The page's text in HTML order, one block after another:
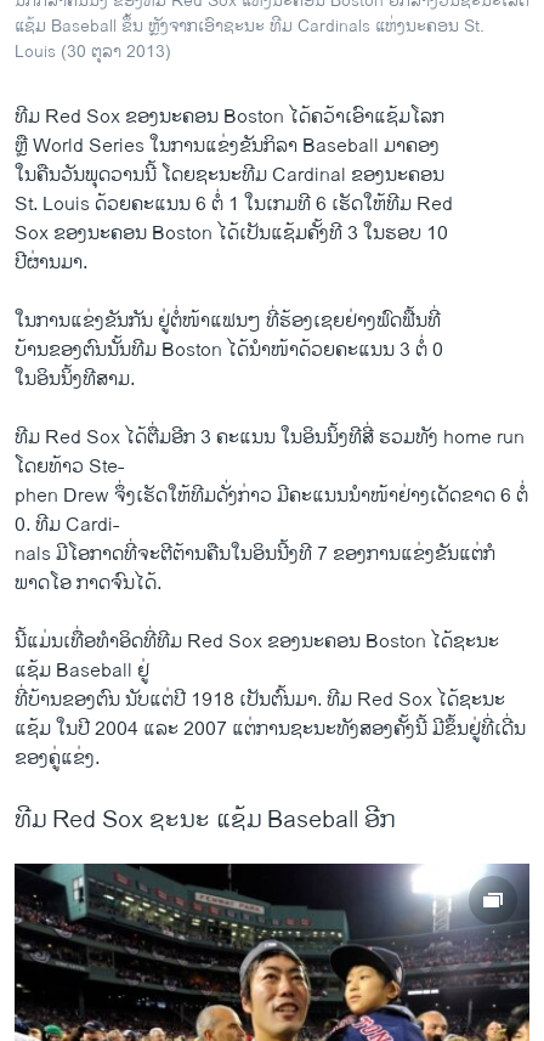
ວີດີໂອ
ສຽງ
ລາຍການກະຈາຍສຽງ
ລາຍງານ
ຕິດຕາມພວກເຮົາ ທີ່
ພາສາຕ່າງໆ
ແຊ້ມ Baseball ຂຶ້ນ ຫຼັງຈາກເອົາຊະນະ ທີມ Cardinals ແຫ່ງນະຄອນ St.
Louis (30 ຕຸລາ 2013)
ທີມ Red Sox ຂອງນະຄອນ Boston ໄດ້ຄວ້າເອົາແຊ້ມໂລກ
ຫຼື World Series ໃນການແຂ່ງຂັນກິລາ Baseball ມາຄອງ
ໃນຄືນວັນພຸດວານນີ້ ໂດຍຊະນະທີມ Cardinal ຂອງນະຄອນ
St. Louis ດ້ວຍຄະແນນ 6 ຕໍ່ 1 ໃນເກມທີ 6 ເຮັດໃຫ້ທີມ Red
Sox ຂອງນະຄອນ Boston ໄດ້ເປັນແຊ້ມຄັ້ງທີ 3 ໃນຮອບ 10
ປີຜ່ານມາ.
ໃນການແຂ່ງຂັນກັນ ຢູ່ຕໍ່ໜ້າແຟນໆ ທີ່ຮ້ອງເຊຍຢ່າງຟົດຟື້ນທີ່
ບ້ານຂອງຕົນນັ້ນທີມ Boston ໄດ້ນຳໜ້າດ້ວຍຄະແນນ 3 ຕໍ່ 0
ໃນອິນນິ້ງທີສາມ.
ທີມ Red Sox ໄດ້ຕື່ມອີກ 3 ຄະແນນ ໃນອິນນິ້ງທີສີ່ ຮວມທັງ home run
ໂດຍທ້າວ Ste-
phen Drew ຈຶ່ງເຮັດໃຫ້ທີມດັ່ງກ່າວ ມີຄະແນນນຳໜ້າຢ່າງເດັດຂາດ 6 ຕໍ່
0. ທີມ Cardi-
nals ມີໂອກາດທີ່ຈະຕີຕ້ານຄືນໃນອິນນີ້ງທີ 7 ຂອງການແຂ່ງຂັນແຕ່ກໍ
ພາດໂອ ກາດຈົນໄດ້.
ນີ້ແມ່ນເທື່ອທຳອິດທີ່ທີມ Red Sox ຂອງນະຄອນ Boston ໄດ້ຊະນະ
ແຊ້ມ Baseball ຢູ່
ທີ່ບ້ານຂອງຕົນ ນັບແຕ່ປີ 1918 ເປັນຕົ້ນມາ. ທີມ Red Sox ໄດ້ຊະນະ
ແຊ້ມ ໃນປີ 2004 ແລະ 2007 ແຕ່ການຊະນະທັງສອງຄັ້ງນີ້ ມີຂຶ້ນຢູ່ທີ່ເດີ່ນ
ຂອງຄູ່ແຂ່ງ.
ທີມ Red Sox ຊະນະ ແຊ້ມ Baseball ອີກ